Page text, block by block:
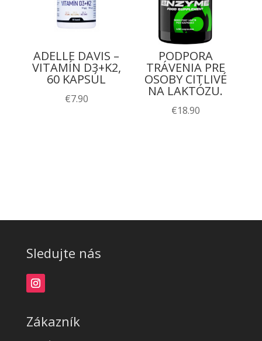
ADELLE DAVIS –
VITAMÍN D3+K2,
60 KAPSÚL
€7.90
PODPORA
TRÁVENIA PRE
OSOBY CITLIVÉ
NA LAKTÓZU.
€18.90
Sledujte nás
Zákazník